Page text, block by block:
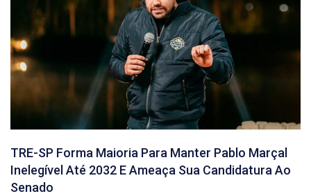
TRE-SP Forma Maioria Para Manter Pablo Marçal
Inelegível Até 2032 E Ameaça Sua Candidatura Ao
Senado